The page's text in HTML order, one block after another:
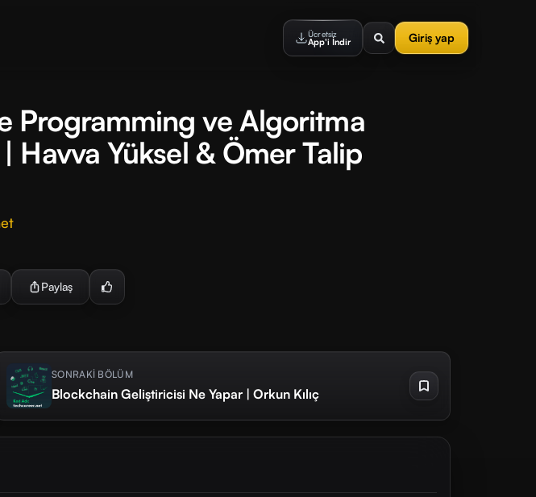
Ücretsiz
App'i İndir Giriş yap
Programming ve Algoritma
| Havva Yüksel & Ömer Talip
Paylaş
SONRAKİ BÖLÜM
Blockchain Geliştiricisi Ne Yapar | Orkun Kılıç